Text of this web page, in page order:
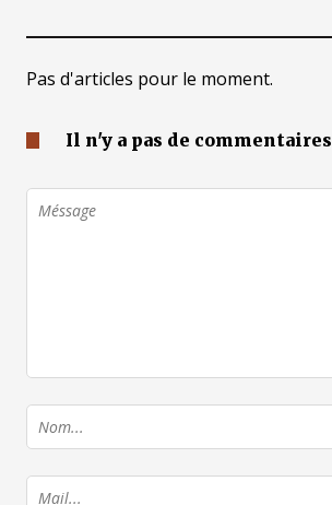
Pas d'articles pour le moment.
Il n'y a pas de commentaires